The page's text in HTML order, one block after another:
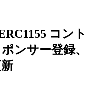
コント
ンサー登録、